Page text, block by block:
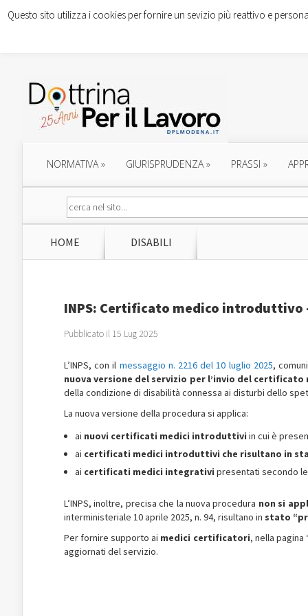
NORMATIVA» GIURISPRUDENZA» PRASSI »
HOME DISABILI
INPS: Certificato medico introduttivo
Pubblicato il 15 Lug 2025
L’INPS, con il messaggio n. 2216 del 10 luglio 2025,
nuova versione del servizio per l’invio del
della condizione di disabilità connessa ai disturbi dello
La nuova versione della procedura si applica:
ai nuovi certificati medici introduttivi in cui è
ai certificati medici introduttivi che risultano in
ai certificati medici integrativi presentati secondo
L’INPS, inoltre, precisa che la nuova procedura non si
interministeriale 10 aprile 2025, n. 94, risultano in stato
Per fornire supporto ai medici certificatori, nella pagina
aggiornati del servizio.
Questo sito utilizza i cookies per fornire un sevizio più reattivo e